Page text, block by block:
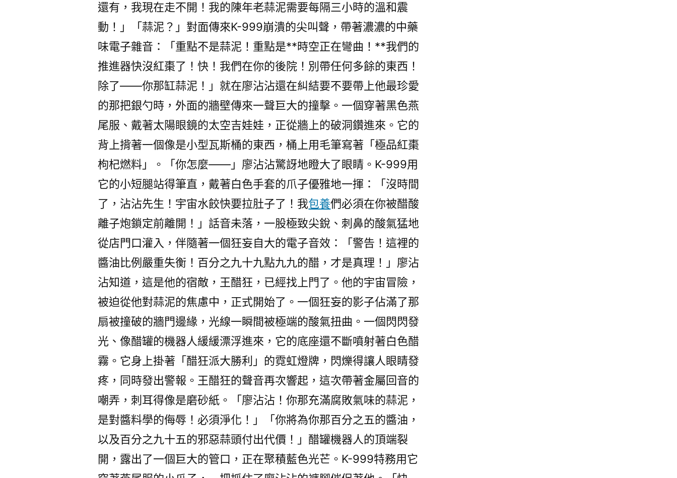
還有，我現在走不開！我的陳年老蒜泥需要每隔三小時的溫和震
動！」「蒜泥？」對面傳來K-999崩潰的尖叫聲，帶著濃濃的中藥
味電子雜音：「重點不是蒜泥！重點是**時空正在彎曲！**我們的
推進器快沒紅棗了！快！我們在你的後院！別帶任何多餘的東西！
除了——你那缸蒜泥！」就在廖沾沾還在糾結要不要帶上他最珍愛
的那把銀勺時，外面的牆壁傳來一聲巨大的撞擊。一個穿著黑色燕
尾服、戴著太陽眼鏡的太空吉娃娃，正從牆上的破洞鑽進來。它的
背上揹著一個像是小型瓦斯桶的東西，桶上用毛筆寫著「極品紅棗
枸杞燃料」。「你怎麼——」廖沾沾驚訝地瞪大了眼睛。K-999用
它的小短腿站得筆直，戴著白色手套的爪子優雅地一揮：「沒時間
了，沾沾先生！宇宙水餃快要拉肚子了！我包養們必須在你被醋酸
離子炮鎖定前離開！」話音未落，一股極致尖銳、刺鼻的酸氣猛地
從店門口灌入，伴隨著一個狂妄自大的電子音效：「警告！這裡的
醬油比例嚴重失衡！百分之九十九點九九的醋，才是真理！」廖沾
沾知道，這是他的宿敵，王醋狂，已經找上門了。他的宇宙冒險，
被迫從他對蒜泥的焦慮中，正式開始了。一個狂妄的影子佔滿了那
扇被撞破的牆門邊緣，光線一瞬間被極端的酸氣扭曲。一個閃閃發
光、像醋罐的機器人緩緩漂浮進來，它的底座還不斷噴射著白色醋
霧。它身上掛著「醋狂派大勝利」的霓虹燈牌，閃爍得讓人眼睛發
疼，同時發出警報。王醋狂的聲音再次響起，這次帶著金屬回音的
嘲弄，刺耳得像是磨砂紙。「廖沾沾！你那充滿腐敗氣味的蒜泥，
是對醬料學的侮辱！必須淨化！」「你將為你那百分之五的醬油，
以及百分之九十五的邪惡蒜頭付出代價！」醋罐機器人的頂端裂
開，露出了一個巨大的管口，正在聚積藍色光芒。K-999特務用它